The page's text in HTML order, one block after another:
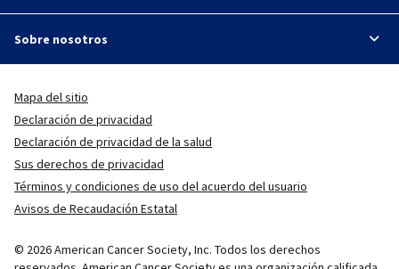
Sobre nosotros
Mapa del sitio
Declaración de privacidad
Declaración de privacidad de la salud
Sus derechos de privacidad
Términos y condiciones de uso del acuerdo del usuario
Avisos de Recaudación Estatal
© 2026 American Cancer Society, Inc. Todos los derechos